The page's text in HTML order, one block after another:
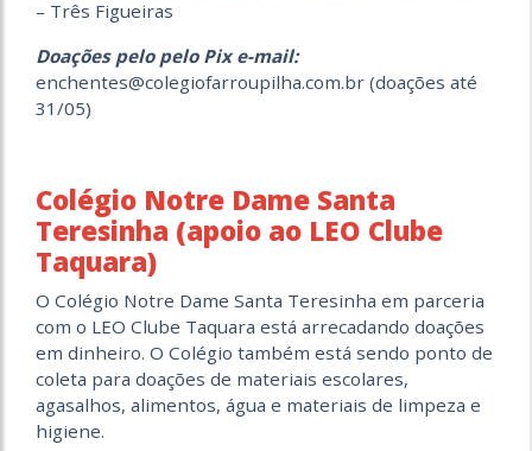
– Três Figueiras
Doações pelo pelo Pix e-mail:
enchentes@colegiofarroupilha.com.br (doações até
31/05)
Colégio Notre Dame Santa
Teresinha (apoio ao LEO Clube
Taquara)
O Colégio Notre Dame Santa Teresinha em parceria
com o LEO Clube Taquara está arrecadando doações
em dinheiro. O Colégio também está sendo ponto de
coleta para doações de materiais escolares,
agasalhos, alimentos, água e materiais de limpeza e
higiene.